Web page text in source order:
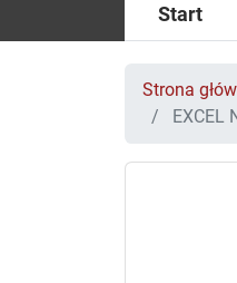
Start
Strona
EXCEL